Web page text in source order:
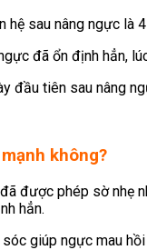
sau nâng ngực là
đã ổn định hẳn,
đầu tiên sau nâng
không?
được phép sờ nhẹ
hẳn.
giúp ngực mau hồi